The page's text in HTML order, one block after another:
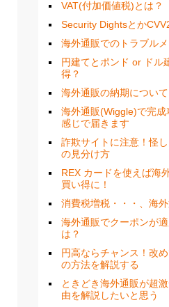
VAT(付加価値税)とは？
Security Dightsとか
海外通販でのトラブル
円建てとポンド or ドル
得？
海外通販の納期について
海外通販(Wiggle)で完
感じで届きます
詐欺サイトに注意！怪
の見分け方
REX カードを使えば海
買い得に！
消費税増税・・・、海
海外通販でクーポンが
は？
円高ならチャンス！改
の方法を解説する
ときどき海外通販が超
由を解説したいと思う